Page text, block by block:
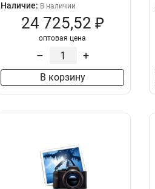
Наличие: В наличии
24 725,52 ₽
оптовая цена
– +
В корзину